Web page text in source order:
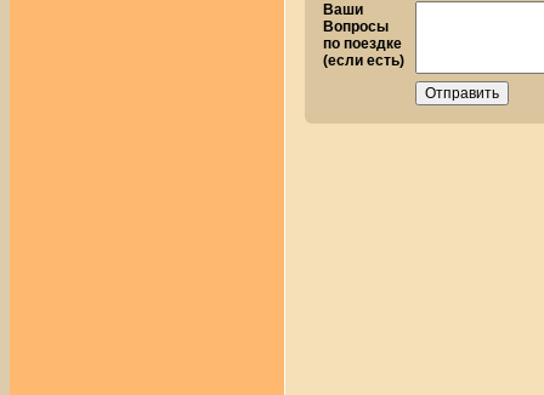
Ваши
Вопросы
по поездке
(если есть)